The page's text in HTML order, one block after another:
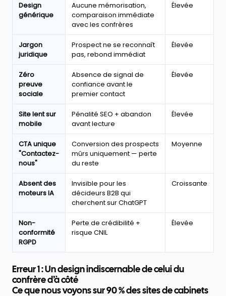
erreurs
de
cabinets
impact
sur
leads
de
criticité
Design
générique
Aucune mémorisation,
comparaison immédiate
avec les confrères
Élevée
Jargon
juridique
Prospect ne se reconnaît
pas, rebond immédiat
Élevée
Zéro
preuve
sociale
Absence de signal de
confiance avant le
premier contact
Élevée
Site lent sur
mobile
Pénalité SEO + abandon
avant lecture
Élevée
CTA unique
"Contactez-
nous"
Conversion des prospects
mûrs uniquement — perte
du reste
Moyenne
Absent des
moteurs IA
Invisible pour les
décideurs B2B qui
cherchent sur ChatGPT
Croissante
Non-
conformité
RGPD
Perte de crédibilité +
risque CNIL
Élevée
Erreur 1 : Un design indiscernable de celui du
confrère d’à côté
Ce que nous voyons sur 90 % des sites de cabinets